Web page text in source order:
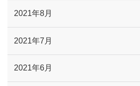
2021年8月
2021年7月
2021年6月